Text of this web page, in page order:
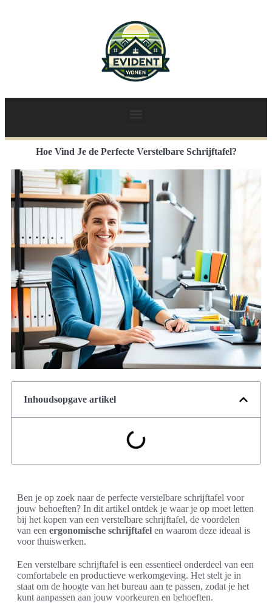
Hoe Vind Je de Perfecte Verstelbare Schrijftafel?
Inhoudsopgave artikel
Ben je op zoek naar de perfecte verstelbare schrijftafel voor
jouw behoeften? In dit artikel ontdek je waar je op moet letten
bij het kopen van een verstelbare schrijftafel, de voordelen
van een ergonomische schrijftafel en waarom deze ideaal is
voor thuiswerken.
Een verstelbare schrijftafel is een essentieel onderdeel van een
comfortabele en productieve werkomgeving. Het stelt je in
staat om de hoogte van het bureau aan te passen, zodat je het
kunt aanpassen aan jouw voorkeuren en behoeften.